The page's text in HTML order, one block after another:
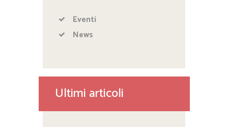
Eventi
News
Ultimi articoli